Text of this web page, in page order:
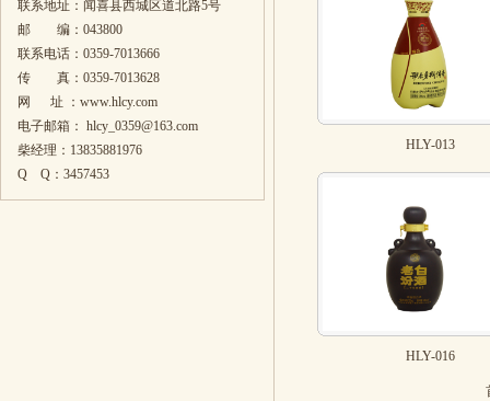
联系地址：闻喜县西城区道北路5号
邮 编：043800
联系电话： 0359-7013666
传 真： 0359-7013628
网 址 ：www.hlcy.com
电子邮箱： hlcy_0359@163.com
柴经理：13835881976
Q Q： 3457453
HLY-013
HLY-016